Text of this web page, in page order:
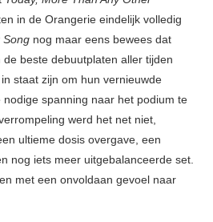
in de Orangerie eindelijk volledig
Song nog maar eens bewees dat
beste debuutplaten aller tijden
staat zijn om hun vernieuwde
spanning naar het podium te
werd het net niet,
ultieme dosis overgave, een
nog iets meer uitgebalanceerde set.
met een onvoldaan gevoel naar